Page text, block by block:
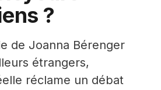
?
de Joanna Bérenger
étrangers,
réclame un débat